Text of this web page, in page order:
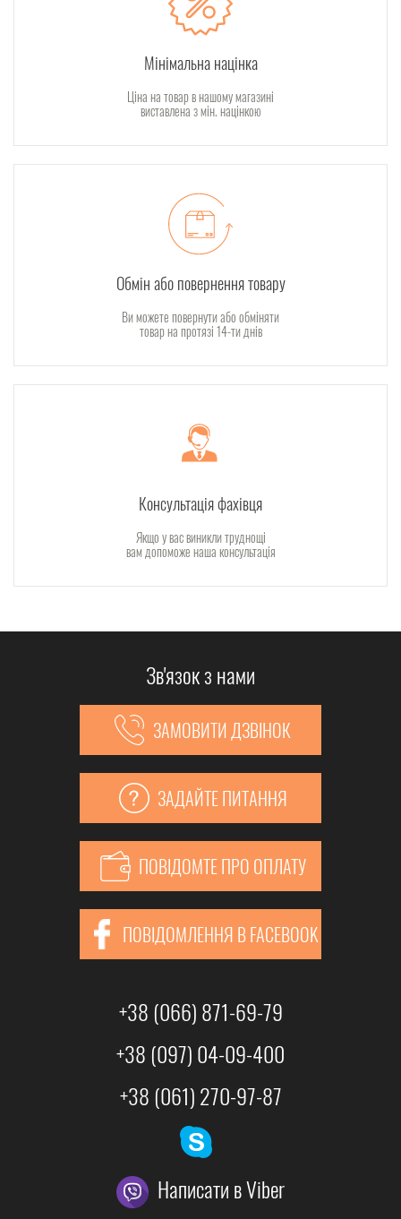
Мінімальна націнка
Ціна на товар в нашому магазині
виставлена з мін. націнкою
Обмін або повернення товару
Ви можете повернути або обміняти
товар на протязі 14-ти днів
Консультація фахівця
Якщо у вас виникли труднощі
вам допоможе наша консультація
Зв'язок з нами
ЗАМОВИТИ ДЗВІНОК
ЗАДАЙТЕ ПИТАННЯ
ПОВІДОМТЕ ПРО ОПЛАТУ
ПОВІДОМЛЕННЯ В FACEBOOK
+38 (066) 871-69-79
+38 (097) 04-09-400
+38 (061) 270-97-87
Написати в Viber